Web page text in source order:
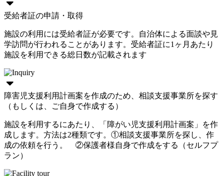
受給者証の申請・取得
施設の利用には受給者証が必要です。自治体による面談や見
学訪問が行われることがあります。受給者証に1ヶ月あたり
施設を利用できる総日数が記載されます
障害児支援利用計画案を作成のため、相談支援事業所を探す
（もしくは、ご自身で作成する）
施設を利用するにあたり、「障がい児支援利用計画案」を作
成します。方法は2種類です。①相談支援事業所を探し、作
成の依頼を行う。 ②保護者様自身で作成をする（セルフプ
ラン）